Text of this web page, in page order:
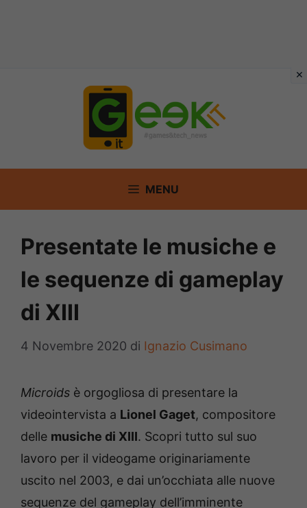
MENU
Presentate le musiche e
le sequenze di gameplay
di XIII
4 Novembre 2020 di Ignazio Cusimano
Microids è orgogliosa di presentare la
videointervista a Lionel Gaget, compositore
delle musiche di XIII. Scopri tutto sul suo
lavoro per il videogame originariamente
uscito nel 2003, e dai un’occhiata alle nuove
sequenze del gameplay dell’imminente